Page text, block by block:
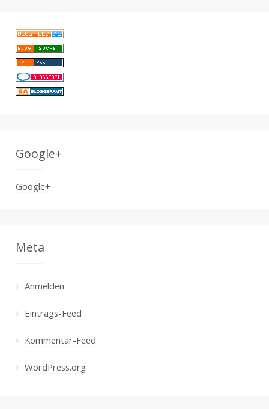
Google+
Google+
Meta
Anmelden
Eintrags-Feed
Kommentar-Feed
WordPress.org